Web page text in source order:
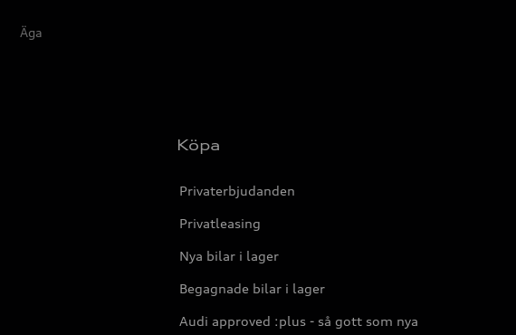
Äga
Köpa
Privaterbjudanden
Privatleasing
Nya bilar i lager
Begagnade bilar i lager
Audi approved :plus - så gott som nya